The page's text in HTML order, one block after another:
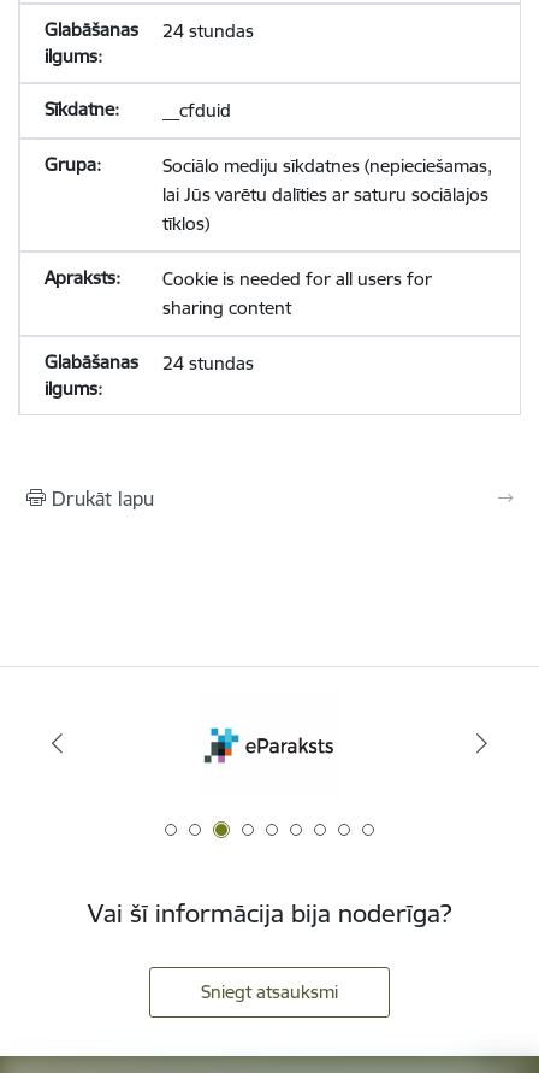
24 stundas
__cfduid
Sociālo mediju sīkdatnes (nepieciešamas,
lai Jūs varētu dalīties ar saturu sociālajos
tīklos)
Cookie is needed for all users for
sharing content
24 stundas
Drukāt lapu
Vai šī informācija bija noderīga?
Sniegt atsauksmi